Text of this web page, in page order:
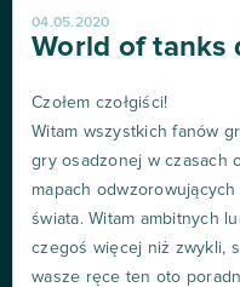
04.05.2020
World of tanks
Czołem czołgiści!
Witam wszystkich fanów
gry osadzonej w czasach
mapach
świata. Witam ambitnych
czegoś więcej niż zwykli,
wasze ręce ten oto